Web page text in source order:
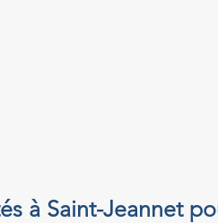
à Saint-Jeannet